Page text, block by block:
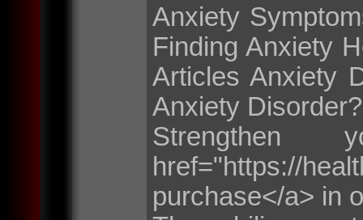
Anxiety
Finding Anxiety
Articles Anxiety
Anxiety Disorder?
href="https://
purchase</a> in